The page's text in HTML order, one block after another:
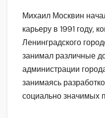
Михаил Москвин
карьеру в 1991 году,
Ленинградского
занимал различные
администрации
занимаясь
социально значимых